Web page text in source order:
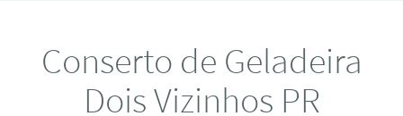
Conserto de Geladeira
Dois Vizinhos PR